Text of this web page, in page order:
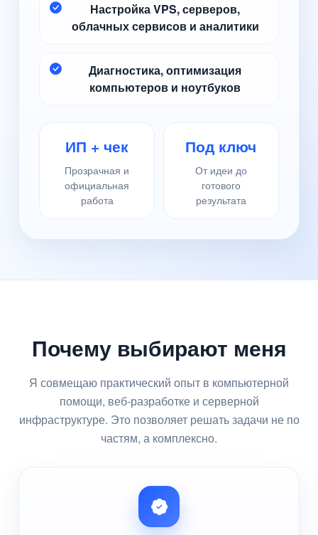
Настройка VPS, серверов,
облачных сервисов и аналитики
Диагностика, оптимизация
компьютеров и ноутбуков
ИП + чек
Прозрачная и
официальная
работа
Под ключ
От идеи до
готового
результата
Почему выбирают меня
Я совмещаю практический опыт в компьютерной
помощи, веб-разработке и серверной
инфраструктуре. Это позволяет решать задачи не по
частям, а комплексно.